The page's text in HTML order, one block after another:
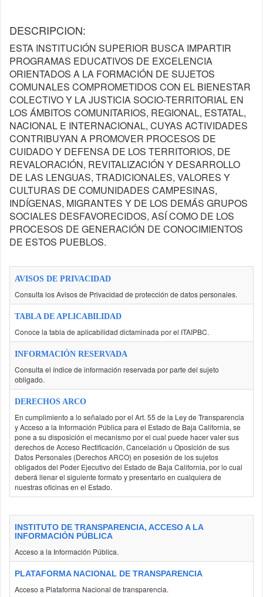
DESCRIPCION:
ESTA INSTITUCIÓN SUPERIOR BUSCA IMPARTIR
PROGRAMAS EDUCATIVOS DE EXCELENCIA
ORIENTADOS A LA FORMACIÓN DE SUJETOS
COMUNALES COMPROMETIDOS CON EL BIENESTAR
COLECTIVO Y LA JUSTICIA SOCIO-TERRITORIAL EN
LOS ÁMBITOS COMUNITARIOS, REGIONAL, ESTATAL,
NACIONAL E INTERNACIONAL, CUYAS ACTIVIDADES
CONTRIBUYAN A PROMOVER PROCESOS DE
CUIDADO Y DEFENSA DE LOS TERRITORIOS, DE
REVALORACIÓN, REVITALIZACIÓN Y DESARROLLO
DE LAS LENGUAS, TRADICIONALES, VALORES Y
CULTURAS DE COMUNIDADES CAMPESINAS,
INDÍGENAS, MIGRANTES Y DE LOS DEMÁS GRUPOS
SOCIALES DESFAVORECIDOS, ASÍ COMO DE LOS
PROCESOS DE GENERACIÓN DE CONOCIMIENTOS
DE ESTOS PUEBLOS.
AVISOS DE PRIVACIDAD
Consulta los Avisos de Privacidad de protección de datos personales.
TABLA DE APLICABILIDAD
Conoce la tabla de aplicabilidad dictaminada por el ITAIPBC.
INFORMACIÓN RESERVADA
Consulta el índice de información reservada por parte del sujeto
obligado.
DERECHOS ARCO
En cumplimiento a lo señalado por el Art. 55 de la Ley de Transparencia
y Acceso a la Información Pública para el Estado de Baja California, se
pone a su disposición el mecanismo por el cual puede hacer valer sus
derechos de Acceso Rectificación, Cancelación u Oposición de sus
Datos Personales (Derechos ARCO) en posesión de los sujetos
obligados del Poder Ejecutivo del Estado de Baja California, por lo cual
deberá llenar el siguiente formato y presentarlo en cualquiera de
nuestras oficinas en el Estado.
INSTITUTO DE TRANSPARENCIA, ACCESO A LA
INFORMACIÓN PÚBLICA
Acceso a la Información Pública.
PLATAFORMA NACIONAL DE TRANSPARENCIA
Acceso a Plataforma Nacional de transparencia.